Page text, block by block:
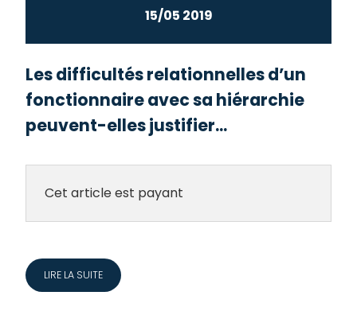
15/05 2019
Les difficultés relationnelles d’un
fonctionnaire avec sa hiérarchie
peuvent-elles justifier...
Cet article est payant
LIRE LA SUITE